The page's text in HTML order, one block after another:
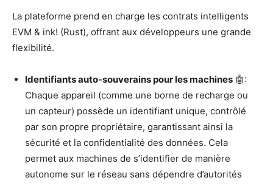
La plateforme prend en charge les contrats intelligents
EVM & ink! (Rust), offrant aux développeurs une grande
flexibilité.
Identifiants auto-souverains pour les machines 🤖:
Chaque appareil (comme une borne de recharge ou
un capteur) possède un identifiant unique, contrôlé
par son propre propriétaire, garantissant ainsi la
sécurité et la confidentialité des données. Cela
permet aux machines de s’identifier de manière
autonome sur le réseau sans dépendre d’autorités